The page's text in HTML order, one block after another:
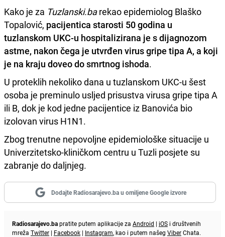
Kako je za Tuzlanski.barekao epidemiolog Blaško
Topalović, pacijentica starosti 50 godina u
tuzlanskom UKC-u hospitalizirana je s dijagnozom
astme, nakon čega je utvrđen virus gripe tipa A, a koji
je na kraju doveo do smrtnog ishoda.
U proteklih nekoliko dana u tuzlanskom UKC-u šest
osoba je preminulo usljed prisustva virusa gripe tipa A
ili B, dok je kod jedne pacijentice iz Banovića bio
izolovan virus H1N1.
Zbog trenutne nepovoljne epidemiološke situacije u
Univerzitetsko-kliničkom centru u Tuzli posjete su
zabranje do daljnjeg.
Dodajte Radiosarajevo.ba u omiljene Google izvore
Radiosarajevo.bapratite putem aplikacije za Android | iOS i društvenih
mreža Twitter | Facebook | Instagram, kao i putem našeg ViberChata.